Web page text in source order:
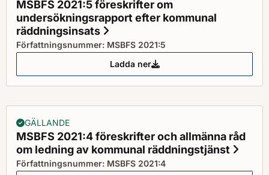
MSBFS 2021:5 föreskrifter om
undersökningsrapport efter kommunal
räddningsinsats
Författningsnummer: MSBFS 2021:5
Ladda ner
MSBFS 2021:5 föreskrifter om
GÄLLANDE
MSBFS 2021:4 föreskrifter och allmänna råd
om ledning av kommunal räddningstjänst
Författningsnummer: MSBFS 2021:4